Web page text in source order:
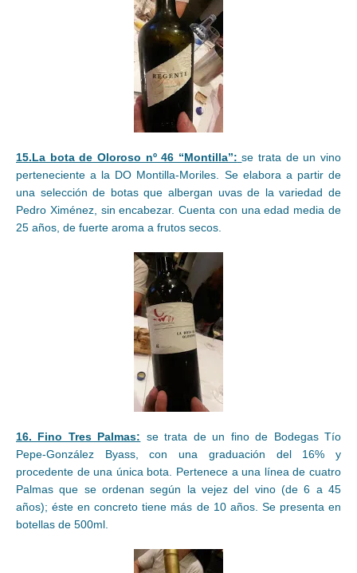
15.La bota de Oloroso nº 46 “Montilla”: se trata de un vino
perteneciente a la DO Montilla-Moriles. Se elabora a partir de
una selección de botas que albergan uvas de la variedad de
Pedro Ximénez, sin encabezar. Cuenta con una edad media de
25 años, de fuerte aroma a frutos secos.
16. Fino Tres Palmas: se trata de un fino de Bodegas Tío
Pepe-González Byass, con una graduación del 16% y
procedente de una única bota. Pertenece a una línea de cuatro
Palmas que se ordenan según la vejez del vino (de 6 a 45
años); éste en concreto tiene más de 10 años. Se presenta en
botellas de 500ml.